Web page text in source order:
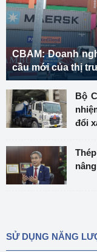
CBAM: Doanh
cầu mới của thị
Bộ
đổi
SỬ DỤNG NĂNG